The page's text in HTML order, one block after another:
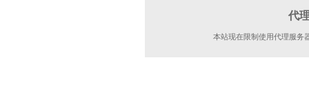
代
本站现在限制使用代理服务